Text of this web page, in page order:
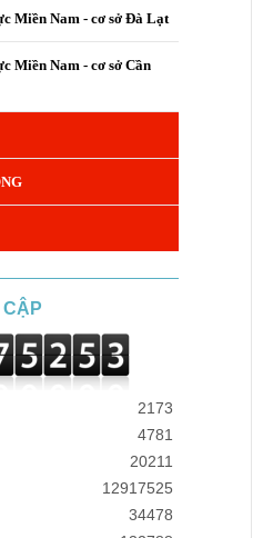
Miền Nam - cơ sở Đà Lạt
Miền Nam - cơ sở Cần
CẬP
2173
4781
20211
12917525
34478